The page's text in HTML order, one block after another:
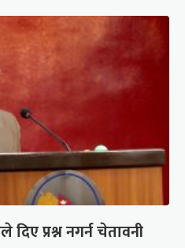
दिए प्रश्न नगर्न चेतावनी